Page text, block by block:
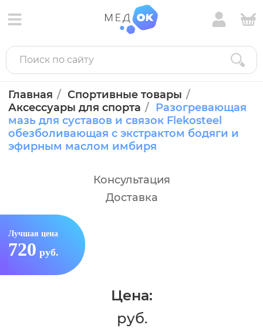
Главная
Спортивные товары
Аксессуары для спорта
Разогревающая
мазь для суставов и связок Flekosteel
обезболивающая с экстрактом бодяги и
эфирным маслом имбиря
Лучшая цена
720 руб.
Цена:
руб.
Консультация
Доставка